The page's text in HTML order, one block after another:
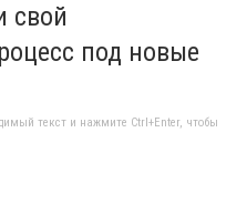
свой
под новые
текст и нажмите Ctrl+Enter, чтобы